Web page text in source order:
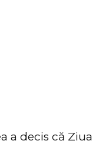
a decis că Ziua